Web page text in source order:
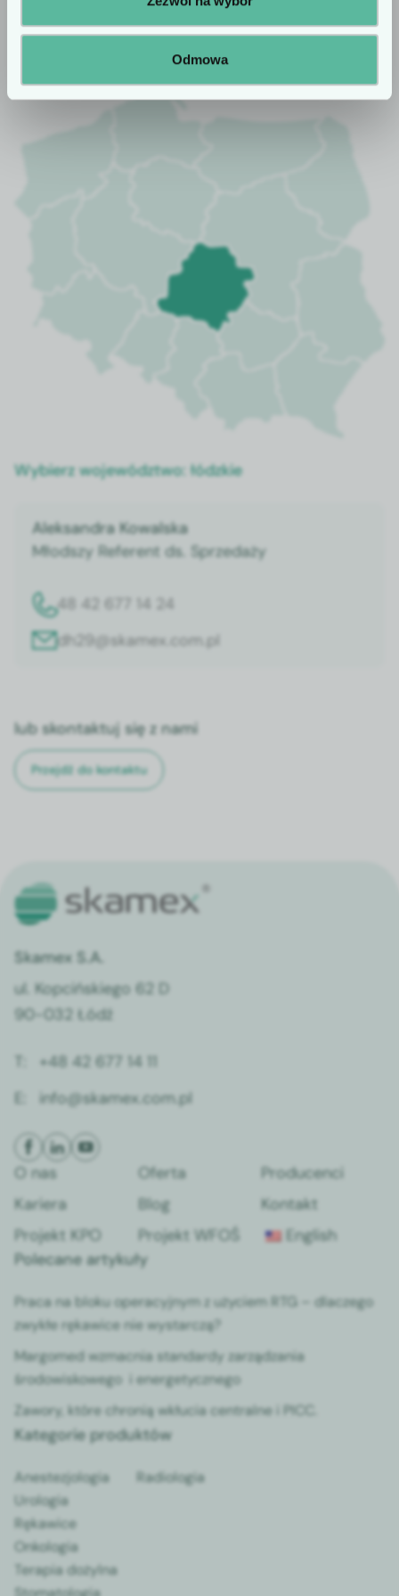
Odmowa
Znajdź doradcę
Wybierz województwo:łódzkie
Aleksandra Kowalska
Młodszy Referent ds. Sprzedaży
48 42 677 14 24
dh29@skamex.com.pl
lub skontaktuj się z nami
Przejdź do kontaktu
Skamex S.A.
ul. Kopcińskiego 62 D
90-032 Łódź
T:
+48 42 677 14 11
E:
info@skamex.com.pl
O nas Oferta
Producenci
Kariera
Blog
Kontakt
Projekt KPO
Projekt WFOŚ
English
Polecane artykuły
Praca na bloku operacyjnym z użyciem RTG – dlaczego
zwykłe rękawice nie wystarczą?
Margomed wzmacnia standardy zarządzania
środowiskowego i energetycznego
Zawory, które chronią wkłucia centralne i PICC.
Kategorie produktów
Anestezjologia
Urologia
Rękawice
Onkologia
Terapia dożylna
Radiologia